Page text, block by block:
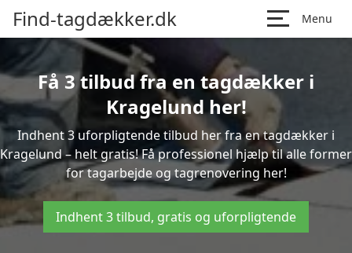
Find-tagdækker.dk Menu
Få 3 tilbud fra en tagdækker i
Kragelund her!
Indhent 3 uforpligtende tilbud her fra en tagdækker i
Kragelund – helt gratis! Få professionel hjælp til alle former
for tagarbejde og tagrenovering her!
Indhent 3 tilbud, gratis og uforpligtende